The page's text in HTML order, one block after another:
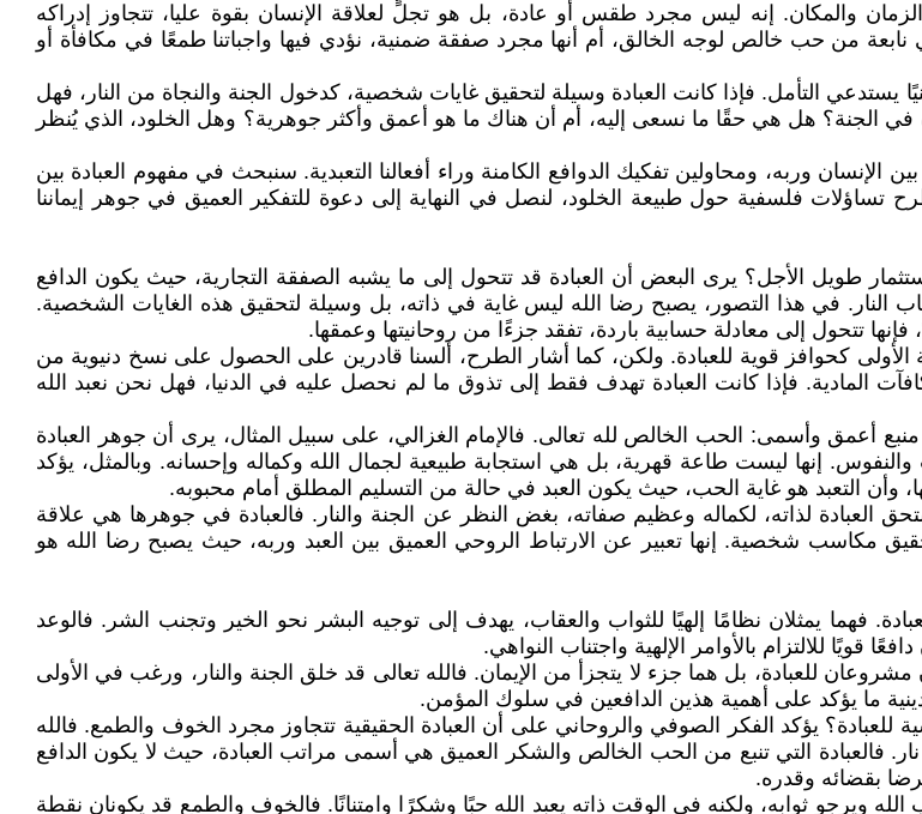
والمكان. إنه ليس مجرد طقس أو عادة، بل هو تجلٍّ لعلاقة الإنسان بقوة عليا، تتجاوز إدراكه
نابعة من حب خالص لوجه الخالق، أم أنها مجرد صفقة ضمنية، نؤدي فيها واجباتنا طمعًا في مكافأة أو
التأمل. فإذا كانت العبادة وسيلة لتحقيق غايات شخصية، كدخول الجنة والنجاة من النار، فهل
في الجنة؟ هل هي حقًا ما نسعى إليه، أم أن هناك ما هو أعمق وأكثر جوهرية؟ وهل الخلود، الذي يُنظر
وربه، ومحاولين تفكيك الدوافع الكامنة وراء أفعالنا التعبدية. سنبحث في مفهوم العبادة بين
تساؤلات فلسفية حول طبيعة الخلود، لنصل في النهاية إلى دعوة للتفكير العميق في جوهر إيماننا
طويل الأجل؟ يرى البعض أن العبادة قد تتحول إلى ما يشبه الصفقة التجارية، حيث يكون الدافع
النار. في هذا التصور، يصبح رضا الله ليس غاية في ذاته، بل وسيلة لتحقيق هذه الغايات الشخصية.
تتحول إلى معادلة حسابية باردة، تفقد جزءًا من روحانيتها وعمقها.
الأولى كحوافز قوية للعبادة. ولكن، كما أشار الطرح، ألسنا قادرين على الحصول على نسخ دنيوية من
المادية. فإذا كانت العبادة تهدف فقط إلى تذوق ما لم نحصل عليه في الدنيا، فهل نحن نعبد الله
أعمق وأسمى: الحب الخالص لله تعالى. فالإمام الغزالي، على سبيل المثال، يرى أن جوهر العبادة
والنفوس. إنها ليست طاعة قهرية، بل هي استجابة طبيعية لجمال الله وكماله وإحسانه. وبالمثل، يؤكد
وأن التعبد هو غاية الحب، حيث يكون العبد في حالة من التسليم المطلق أمام محبوبه.
العبادة لذاته، لكماله وعظيم صفاته، بغض النظر عن الجنة والنار. فالعبادة في جوهرها هي علاقة
مكاسب شخصية. إنها تعبير عن الارتباط الروحي العميق بين العبد وربه، حيث يصبح رضا الله هو
فهما يمثلان نظامًا إلهيًا للثواب والعقاب، يهدف إلى توجيه البشر نحو الخير وتجنب الشر. فالوعد
قويًا للالتزام بالأوامر الإلهية واجتناب النواهي.
للعبادة، بل هما جزء لا يتجزأ من الإيمان. فالله تعالى قد خلق الجنة والنار، ورغب في الأولى
ما يؤكد على أهمية هذين الدافعين في سلوك المؤمن.
يؤكد الفكر الصوفي والروحاني على أن العبادة الحقيقية تتجاوز مجرد الخوف والطمع. فالله
فالعبادة التي تنبع من الحب الخالص والشكر العميق هي أسمى مراتب العبادة، حيث لا يكون الدافع
بقضائه وقدره.
ويرجو ثوابه، ولكنه في الوقت ذاته يعبد الله حبًا وشكرًا وامتنانًا. فالخوف والطمع قد يكونان نقطة